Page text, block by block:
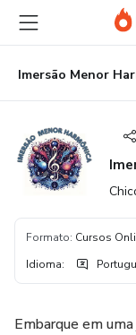
para
conteúdo
principal
para
pagamento
para
rodapé
Formato: Cursos
Idioma:
Embarque em